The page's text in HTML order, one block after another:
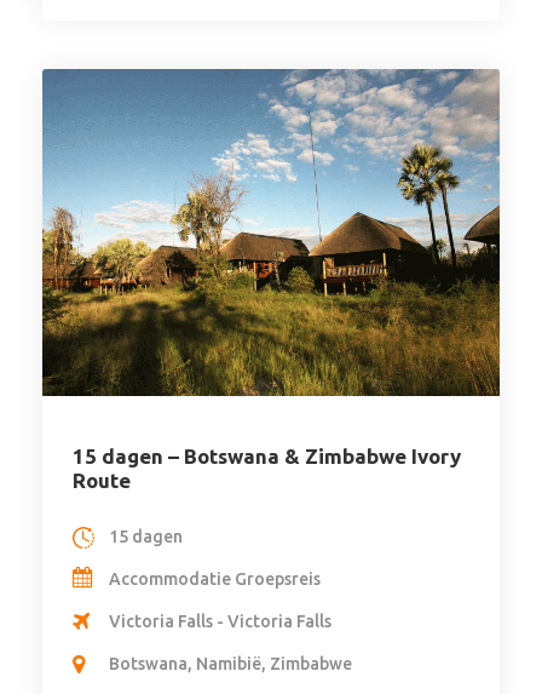
15 dagen – Botswana & Zimbabwe Ivory
Route
15 dagen
Accommodatie Groepsreis
Victoria Falls - Victoria Falls
Botswana, Namibië, Zimbabwe